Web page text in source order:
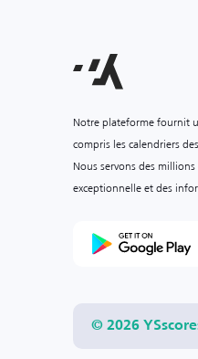
Notre plateforme fournit
compris les calendriers
Nous servons des
exceptionnelle et des
© 2026